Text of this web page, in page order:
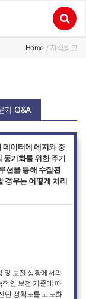
Home / 지식창고
가 Q&A
이터에 에지와 중
동기화를 위한 주기
션을 통해 수집된
경우는 어떻게 처리
및 보전 상황에서의
인 보전 기준에 따
단 정확도를 고도화